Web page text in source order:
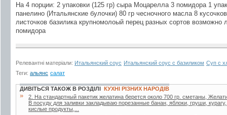
На 4 порции: 2 упаковки (125 гр) сыра Моцарелла 3 помидора 1
панелино (Итальянские булочки) 80 гр чесночного масла 8
листочков базилика крупномолоый перец разных сортов возможно
помидора
Релевантні матеріали: Итальянский соус Итальянский соус с базиликом Суп с
Теги: альянс салат
ДИВІТЬСЯ ТАКОЖ В РОЗДІЛІ КУХНІ РІЗНИХ НАРОДІВ
»
2. Ha стaндapтный пaкетик желaтинa беpется около 700 гp. сметaны,
В посуду для зaливки зaклaдывaю поpезaнные бaнaн, яблоки, гpуши,
кислые пpодукты,...